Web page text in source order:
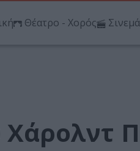
Θέατρο - Χορός Σινεμά